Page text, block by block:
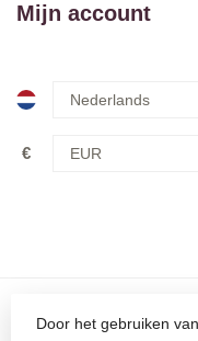
Mijn account
€
Door het gebruiken